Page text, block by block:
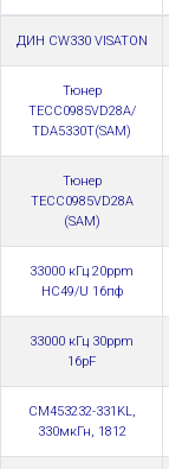
ДИН CW330 VISATON
Тюнер
TECC0985VD28A/
TDA5330T(SAM)
Тюнер
TECC0985VD28A
(SAM)
33000 кГц 20ppm
HC49/U 16пф
33000 кГц 30ppm
16pF
CM453232-331KL,
330мкГн, 1812